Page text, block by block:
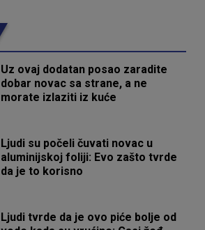
Uz ovaj dodatan posao zaradite
dobar novac sa strane, a ne
morate izlaziti iz kuće
Ljudi su počeli čuvati novac u
aluminijskoj foliji: Evo zašto tvrde
da je to korisno
Ljudi tvrde da je ovo piće bolje od